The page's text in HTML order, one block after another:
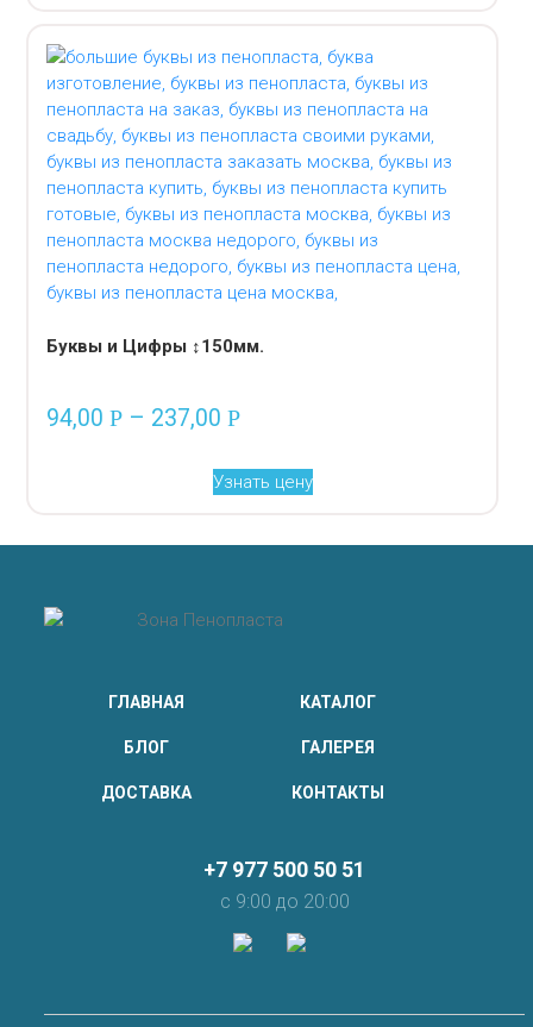
Буквы и Цифры ↕150мм.
94,00Р – 237,00Р
Узнать цену
ГЛАВНАЯ КАТАЛОГ
БЛОГ ГАЛЕРЕЯ
ДОСТАВКА КОНТАКТЫ
+7 977 500 50 51
с 9:00 до 20:00